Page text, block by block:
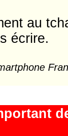
au
écrire.